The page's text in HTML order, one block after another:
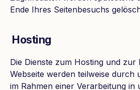
Ende Ihres Seitenbesuchs
Hosting
Die Dienste zum Hosting und zur
Webseite werden teilweise durch
im Rahmen einer Verarbeitung in